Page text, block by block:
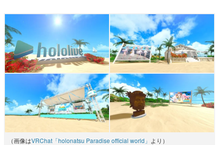
（画像はVRChat「holonatsu Paradise official world」 より）